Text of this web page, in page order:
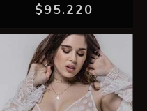
$95.220